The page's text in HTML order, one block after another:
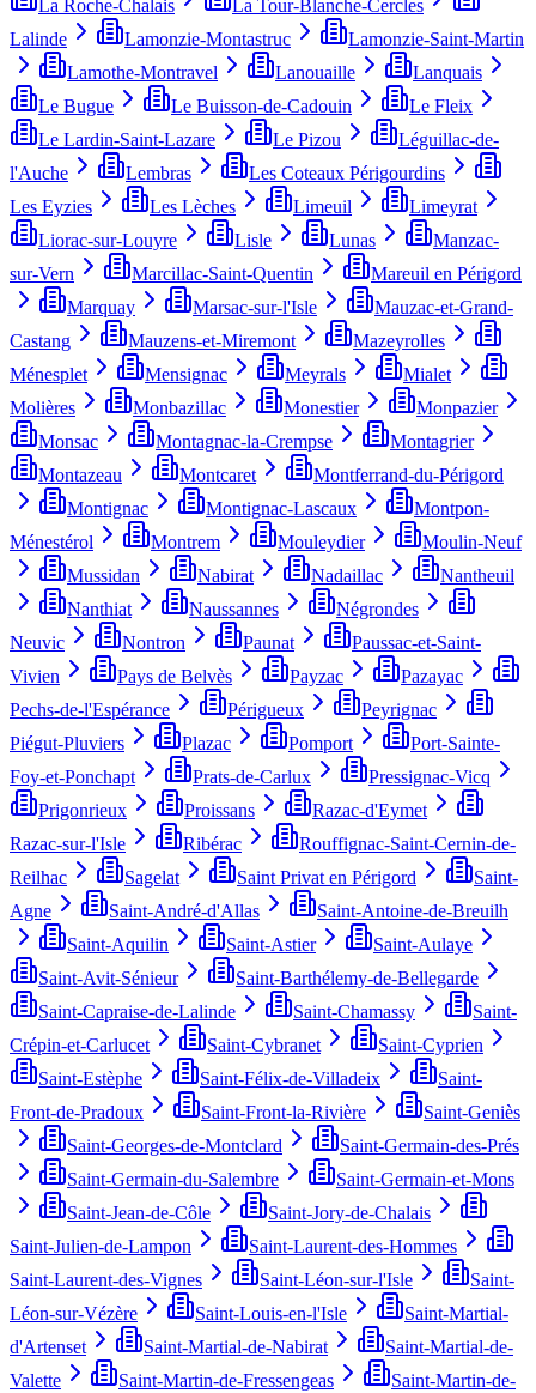
La Roche-Chalais
La Tour-Blanche-Cercles
Lalinde
Lamonzie-Montastruc
Lamonzie-Saint-Martin
Lamothe-Montravel
Lanouaille
Lanquais
Le Bugue
Le Buisson-de-Cadouin
Le Fleix
Le Lardin-Saint-Lazare
Le Pizou
Léguillac-de-
l'Auche
Lembras
Les Coteaux Périgourdins
Les Eyzies
Les Lèches Limeuil
Limeyrat
Liorac-sur-Louyre
Lisle Lunas
Manzac-
sur-Vern
Marcillac-Saint-Quentin
Mareuil en Périgord
Marquay
Marsac-sur-l'Isle
Mauzac-et-Grand-
Castang
Mauzens-et-Miremont
Mazeyrolles
Ménesplet
Mensignac Meyrals
Mialet
Molières
Monbazillac Monestier
Monpazier
Monsac
Montagnac-la-Crempse
Montagrier
Montazeau
Montcaret
Montferrand-du-Périgord
Montignac
Montignac-Lascaux
Montpon-
Ménestérol
Montrem Mouleydier
Moulin-Neuf
Mussidan
Nabirat Nadaillac
Nantheuil
Nanthiat
Naussannes
Négrondes
Neuvic
Nontron Paunat
Paussac-et-Saint-
Vivien
Pays de Belvès Payzac
Pazayac
Pechs-de-l'Espérance
Périgueux
Peyrignac
Piégut-Pluviers
Plazac Pomport
Port-Sainte-
Foy-et-Ponchapt
Prats-de-Carlux
Pressignac-Vicq
Prigonrieux
Proissans
Razac-d'Eymet
Razac-sur-l'Isle
Ribérac
Rouffignac-Saint-Cernin-de-
Reilhac
Sagelat Saint Privat en Périgord
Saint-
Agne
Saint-André-d'Allas
Saint-Antoine-de-Breuilh
Saint-Aquilin
Saint-Astier
Saint-Aulaye
Saint-Avit-Sénieur
Saint-Barthélemy-de-Bellegarde
Saint-Capraise-de-Lalinde
Saint-Chamassy
Saint-
Crépin-et-Carlucet
Saint-Cybranet
Saint-Cyprien
Saint-Estèphe
Saint-Félix-de-Villadeix
Saint-
Front-de-Pradoux
Saint-Front-la-Rivière
Saint-Geniès
Saint-Georges-de-Montclard
Saint-Germain-des-Prés
Saint-Germain-du-Salembre
Saint-Germain-et-Mons
Saint-Jean-de-Côle
Saint-Jory-de-Chalais
Saint-Julien-de-Lampon
Saint-Laurent-des-Hommes
Saint-Laurent-des-Vignes
Saint-Léon-sur-l'Isle
Saint-
Léon-sur-Vézère
Saint-Louis-en-l'Isle
Saint-Martial-
d'Artenset
Saint-Martial-de-Nabirat
Saint-Martial-de-
Valette
Saint-Martin-de-Fressengeas
Saint-Martin-de-